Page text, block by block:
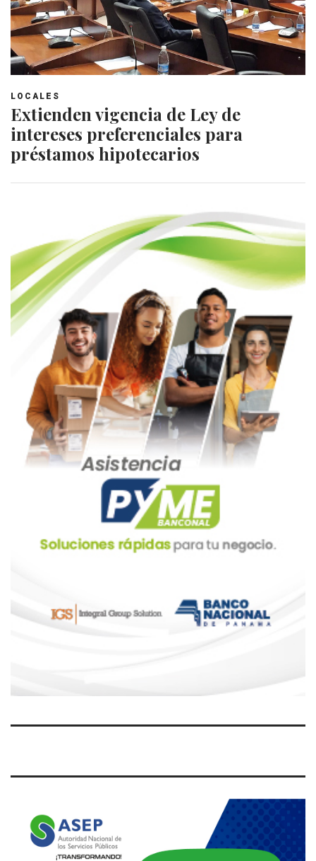
LOCALES
Extienden vigencia de Ley de
intereses preferenciales para
préstamos hipotecarios